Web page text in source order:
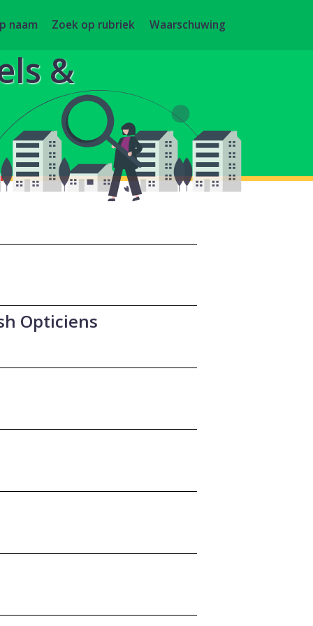
naam Zoek op rubriek Waarschuwing
&
Opticiens